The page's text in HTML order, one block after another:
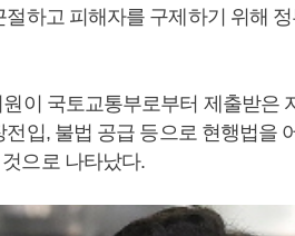
절하고 피해자를 구제하기 위해
이 국토교통부로부터 제출받은
입, 불법 공급 등으로 현행법을
으로 나타났다.